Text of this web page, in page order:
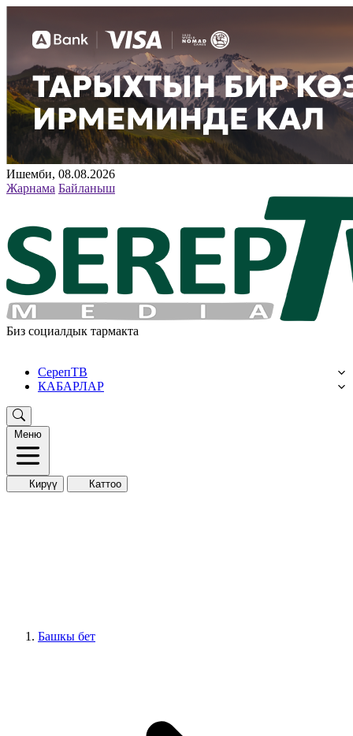
Ишемби, 08.08.2026
Жарнама Байланыш
Биз социалдык тармакта
СерепТВ
КАБАРЛАР
Меню
Кирүү Каттоо
Башкы бет